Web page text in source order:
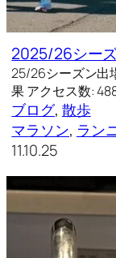
2025/26シー
25/26シーズン出
果 アクセス数:
ブログ, 散歩
マラソン, ラン
11.10.25